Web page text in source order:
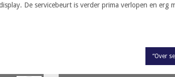
De servicebeurt is verder prima verlopen en erg
“Over